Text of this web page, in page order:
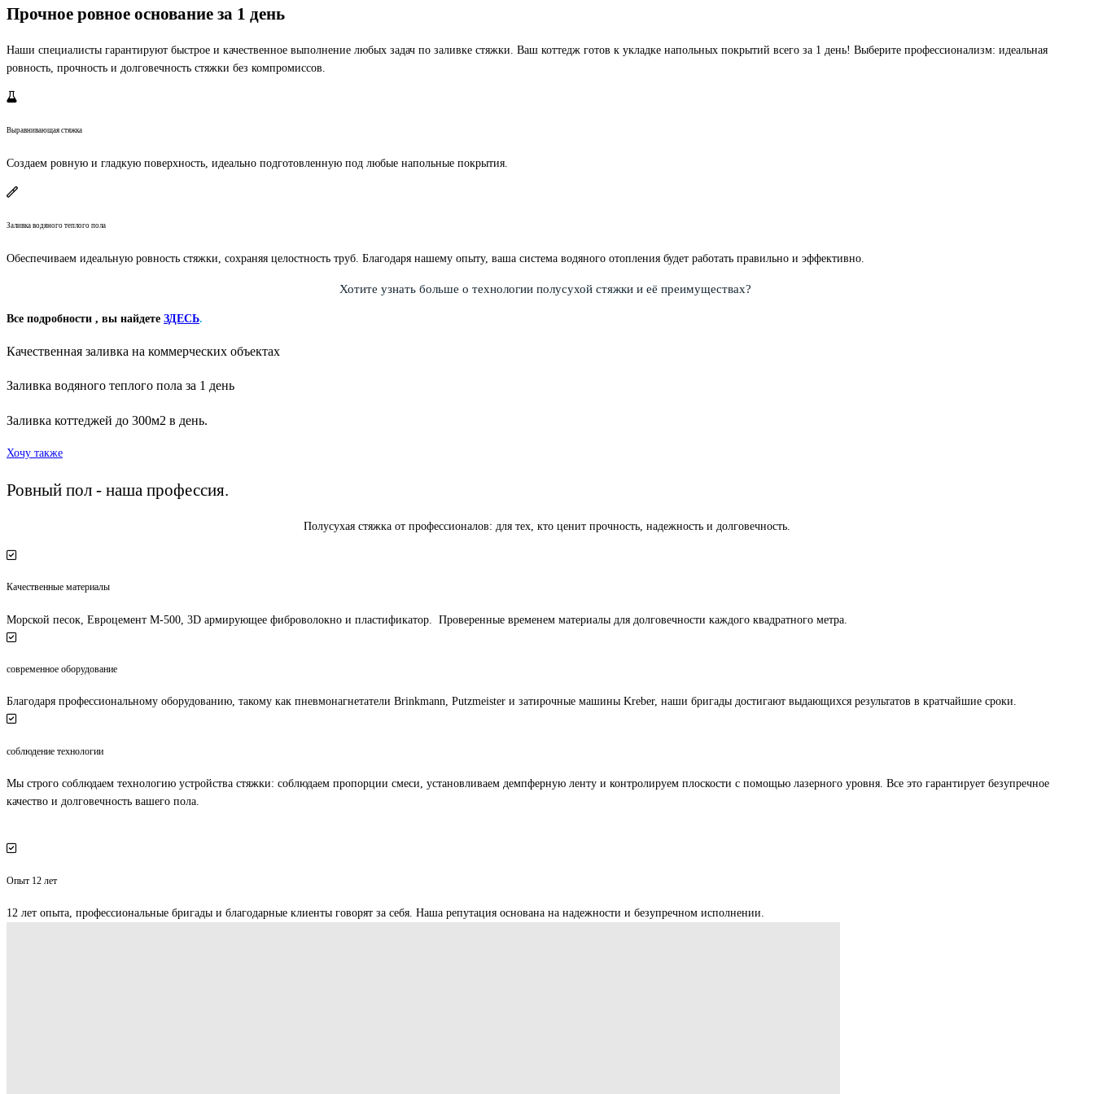
Прочное ровное основание за 1 день
Наши специалисты гарантируют быстрое и качественное выполнение любых задач по заливке стяжки. Ваш коттедж готов к укладке напольных покрытий всего за 1 день! Выберите профессионализм: идеальная
ровность, прочность и долговечность стяжки без компромиссов.
Выравнивающая стяжка
Создаем ровную и гладкую поверхность, идеально подготовленную под любые напольные покрытия.
Заливка водяного теплого пола
Обеспечиваем идеальную ровность стяжки, сохраняя целостность труб. Благодаря нашему опыту, ваша система водяного отопления будет работать правильно и эффективно.
Хотите узнать больше о технологии полусухой стяжки и её преимуществах?
Все подробности , вы найдете ЗДЕСЬ.
Качественная заливка на коммерческих объектах
Заливка водяного теплого пола за 1 день
Заливка коттеджей до 300м2 в день.
Хочу также
Ровный пол - наша профессия.
Полусухая стяжка от профессионалов: для тех, кто ценит прочность, надежность и долговечность.
Качественные материалы
Морской песок, Евроцемент М-500, 3D армирующее фиброволокно и пластификатор. Проверенные временем материалы для долговечности каждого квадратного метра.
современное оборудование
Благодаря профессиональному оборудованию, такому как пневмонагнетатели Brinkmann, Putzmeister и затирочные машины Kreber, наши бригады достигают выдающихся результатов в кратчайшие сроки.
соблюдение технологии
Мы строго соблюдаем технологию устройства стяжки: соблюдаем пропорции смеси, установливаем демпферную ленту и контролируем плоскости с помощью лазерного уровня. Все это гарантирует безупречное
качество и долговечность вашего пола.
Опыт 12 лет
12 лет опыта, профессиональные бригады и благодарные клиенты говорят за себя. Наша репутация основана на надежности и безупречном исполнении.